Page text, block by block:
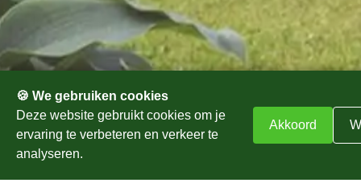
Zakelijk en particulier
Professioneel advies
Altijd een verzorgde tuin?
Kies voor tuinonderhoud
🍪 We gebruiken cookies
Deze website gebruikt cookies om je
ervaring te verbeteren en verkeer te
analyseren.
Akkoord